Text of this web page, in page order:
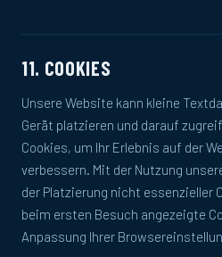
11. COOKIES
Unsere Website kann kleine
Gerät platzieren und darauf
Cookies, um Ihr Erlebnis auf der
verbessern. Mit der Nutzung
der Platzierung nicht essenzieller
beim ersten Besuch angezeigte
Anpassung Ihrer